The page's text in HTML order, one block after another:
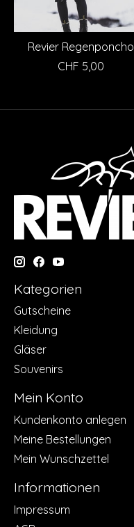
Revier Regenponcho
CHF 5,00
Kategorien
Gutscheine
Kleidung
Gläser
Souvenirs
Mein Konto
Kundenkonto anlegen
Meine Bestellungen
Mein Wunschzettel
Informationen
Impressum